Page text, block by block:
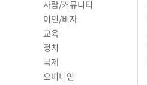
사회
사건사고
사람/커뮤니티
이민/비자
교육
정치